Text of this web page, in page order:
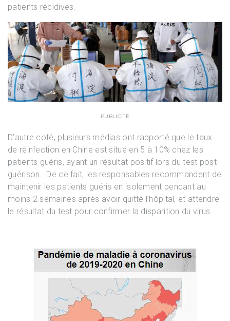
patients récidives.
PUBLICITÉ
D’autre coté, plusieurs médias ont rapporté que le taux
de réinfection en Chine est situé en 5 à 10% chez les
patients guéris, ayant un résultat positif lors du test post-
guérison. De ce fait, les responsables recommandent de
maintenir les patients guéris en isolement pendant au
moins 2 semaines après avoir quitté l’hôpital, et attendre
le résultat du test pour confirmer la disparition du virus.